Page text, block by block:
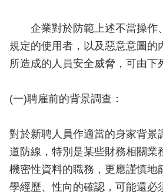
企業對於防範上述不當操作
規定的使用者，以及惡意意圖的
所造成的人員安全威脅，可由下
(一)聘雇前的背景調查：
對於新聘人員作適當的身家背景
道防線，特別是某些財務相關業
機密性資料的職務，更應謹慎地
學經歷、性向的確認，可能還必